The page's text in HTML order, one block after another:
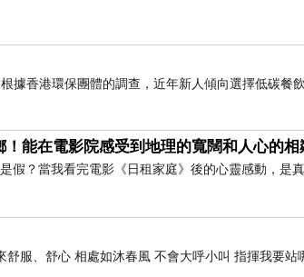
七年了，實在太有心啦！從第一次我
拿上來給我們。你有遇過這麼認真、持
成，不是漲個15%，而是驚人的50%
據香港環保團體的調查，近年新人傾向選擇低碳餐
能在電影院感受到地理的寬闊和人心的相
假？當我看完電影《日租家庭》後的心靈感動，是
服、舒心 相處如沐春風 不會大呼小叫 指揮我要站